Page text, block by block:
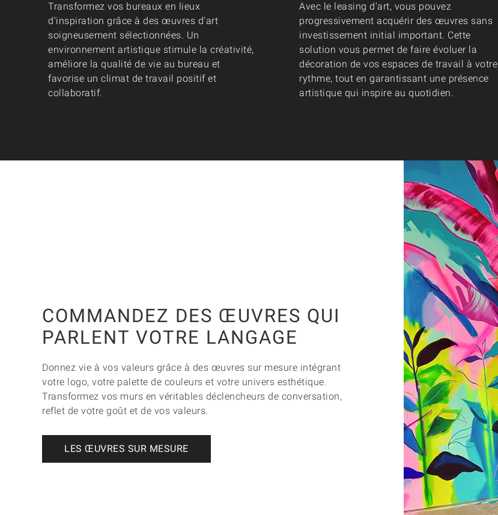
Transformez vos bureaux en lieux
d'inspiration grâce à des œuvres d'art
soigneusement sélectionnées. Un
environnement artistique stimule la créativité,
améliore la qualité de vie au bureau et
favorise un climat de travail positif et
collaboratif.
Avec le leasing d'art, vous pouvez
progressivement acquérir des œuvres sans
investissement initial important. Cette
solution vous permet de faire évoluer la
décoration de vos espaces de travail à votre
rythme, tout en garantissant une présence
artistique qui inspire au quotidien.
COMMANDEZ DES ŒUVRES QUI
PARLENT VOTRE LANGAGE
Donnez vie à vos valeurs grâce à des œuvres sur mesure intégrant
votre logo, votre palette de couleurs et votre univers esthétique.
Transformez vos murs en véritables déclencheurs de conversation,
reflet de votre goût et de vos valeurs.
LES ŒUVRES SUR MESURE